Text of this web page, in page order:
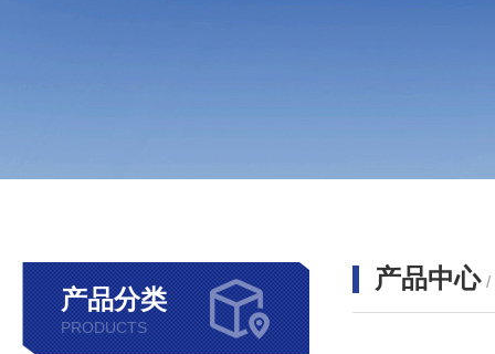
产品分类
PRODUCTS
产品中心 /